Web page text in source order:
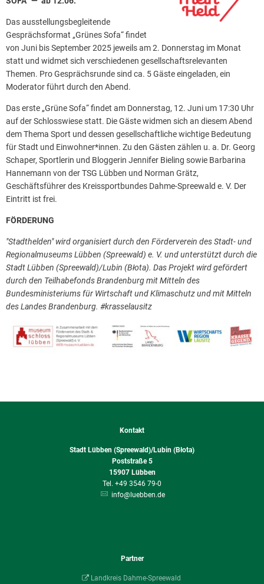
Das ausstellungsbegleitende
Gesprächsformat „Grünes Sofa“ findet
von Juni bis September 2025 jeweils am 2. Donnerstag im Monat
statt und widmet sich verschiedenen gesellschaftsrelevanten
Themen. Pro Gesprächsrunde sind ca. 5 Gäste eingeladen, ein
Moderator führt durch den Abend.
Das erste „Grüne Sofa“ findet am Donnerstag, 12. Juni um 17:30 Uhr
auf der Schlosswiese statt. Die Gäste widmen sich an diesem Abend
dem Thema Sport und dessen gesellschaftliche wichtige Bedeutung
für Stadt und Einwohner*innen. Zu den Gästen zählen u. a. Dr. Georg
Schaper, Sportlerin und Bloggerin Jennifer Bieling sowie Barbarina
Hannemann von der TSG Lübben und Norman Grätz,
Geschäftsführer des Kreissportbundes Dahme-Spreewald e. V. Der
Eintritt ist frei.
FÖRDERUNG
"Stadthelden" wird organisiert durch den Förderverein des Stadt- und
Regionalmuseums Lübben (Spreewald) e. V. und unterstützt durch die
Stadt Lübben (Spreewald)/Lubin (Błota). Das Projekt wird gefördert
durch den Teilhabefonds Brandenburg mit Mitteln des
Bundesministeriums für Wirtschaft und Klimaschutz und mit Mitteln
des Landes Brandenburg. #krasselausitz
Kontakt
Stadt Lübben (Spreewald)/Lubin (Błota)
Poststraße 5
15907 Lübben
+49 3546 79-0
info@luebben.de
Partner
Landkreis Dahme-Spreewald